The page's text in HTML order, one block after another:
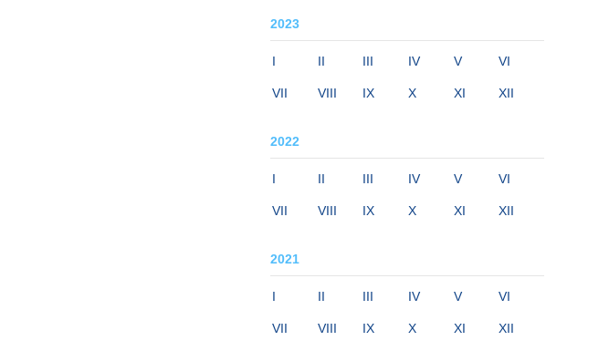
2023
I II III IV V VI
VII VIII IX X XI XII
2022
I II III IV V VI
VII VIII IX X XI XII
2021
I II III IV V VI
VII VIII IX X XI XII